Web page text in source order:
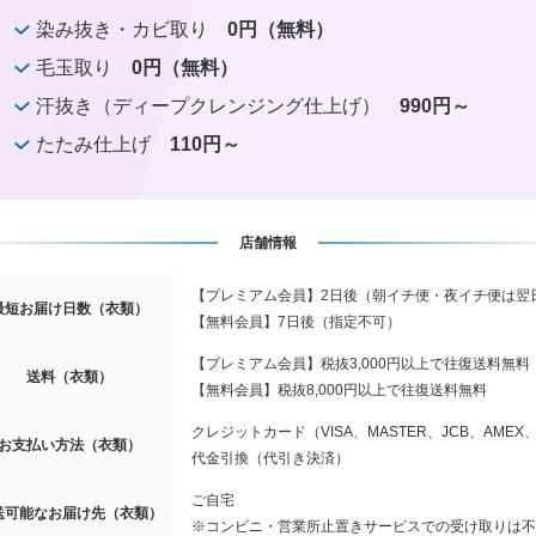
染み抜き・カビ取り 0円（無料）
毛玉取り 0円（無料）
汗抜き（ディープクレンジング仕上げ） 990円～
たたみ仕上げ 110円～
店舗情報
短お届け日数（衣類）
【プレミアム会員】2日後（朝イチ便・夜イチ便は翌
【無料会員】7日後（指定不可）
送料（衣類）
【プレミアム会員】税抜3,000円以上で往復送料無料
【無料会員】税抜8,000円以上で往復送料無料
支払い方法（衣類）
クレジットカード（VISA、MASTER、JCB、AMEX
代金引換（代引き決済）
可能なお届け先（衣類）
ご自宅
※コンビニ・営業所止置きサービスでの受け取りは